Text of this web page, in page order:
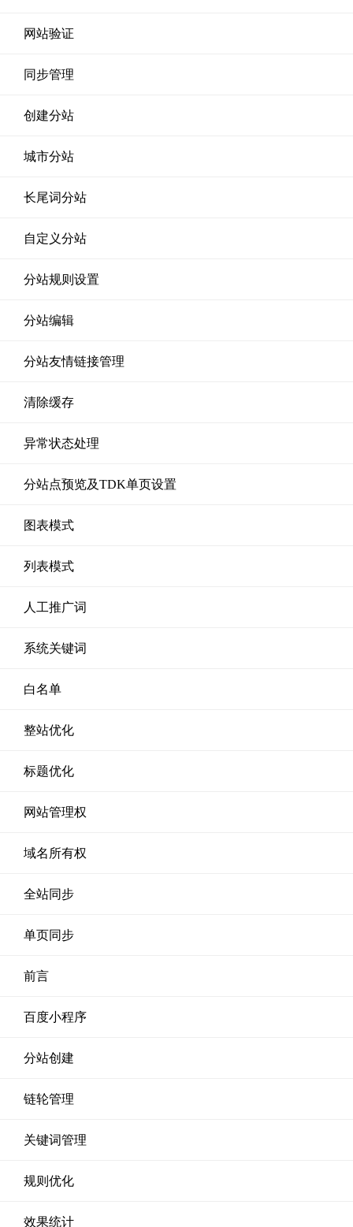
网站验证
同步管理
创建分站
城市分站
长尾词分站
自定义分站
分站规则设置
分站编辑
分站友情链接管理
清除缓存
异常状态处理
分站点预览及TDK单页设置
图表模式
列表模式
人工推广词
系统关键词
白名单
整站优化
标题优化
网站管理权
域名所有权
全站同步
单页同步
前言
百度小程序
分站创建
链轮管理
关键词管理
规则优化
效果统计